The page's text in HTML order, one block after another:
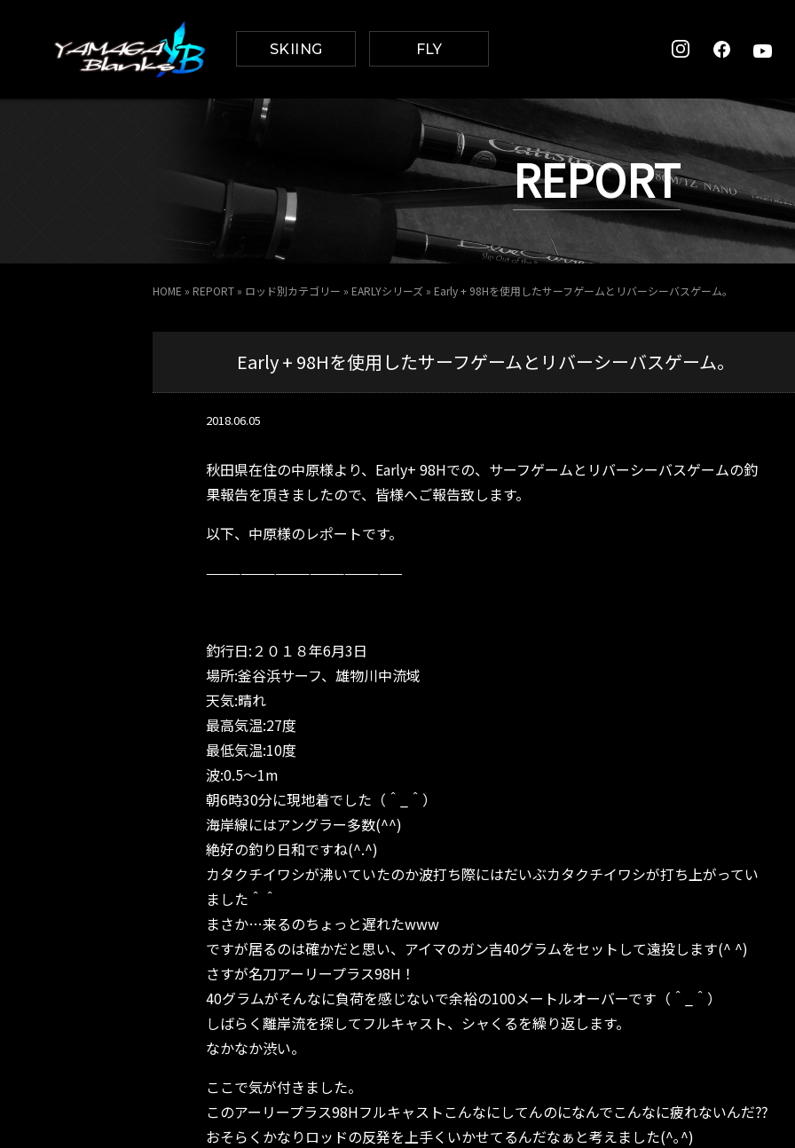
SKIING FLY
REPORT
HOME » REPORT » ロッド別カテゴリー » EARLYシリーズ » Early + 98Hを使用したサーフゲームとリバーシーバスゲーム。
Early + 98Hを使用したサーフゲームとリバーシーバスゲーム。
2018.06.05
秋田県在住の中原様より、Early+ 98Hでの、サーフゲームとリバーシーバスゲームの釣
果報告を頂きましたので、皆様へご報告致します。
以下、中原様のレポートです。
—————————————————
釣行日:２０１８年6月3日
場所:釜谷浜サーフ、雄物川中流域
天気:晴れ
最高気温:27度
最低気温:10度
波:0.5〜1m
朝6時30分に現地着でした（＾_＾）
海岸線にはアングラー多数(^^)
絶好の釣り日和ですね(^.^)
カタクチイワシが沸いていたのか波打ち際にはだいぶカタクチイワシが打ち上がってい
ました＾＾
まさか…来るのちょっと遅れたwww
ですが居るのは確かだと思い、アイマのガン吉40グラムをセットして遠投します(^ ^)
さすが名刀アーリープラス98H！
40グラムがそんなに負荷を感じないで余裕の100メートルオーバーです（＾_＾）
しばらく離岸流を探してフルキャスト、シャくるを繰り返します。
なかなか渋い。
ここで気が付きました。
このアーリープラス98Hフルキャストこんなにしてんのになんでこんなに疲れないんだ⁇
おそらくかなりロッドの反発を上手くいかせてるんだなぁと考えました(^｡^)